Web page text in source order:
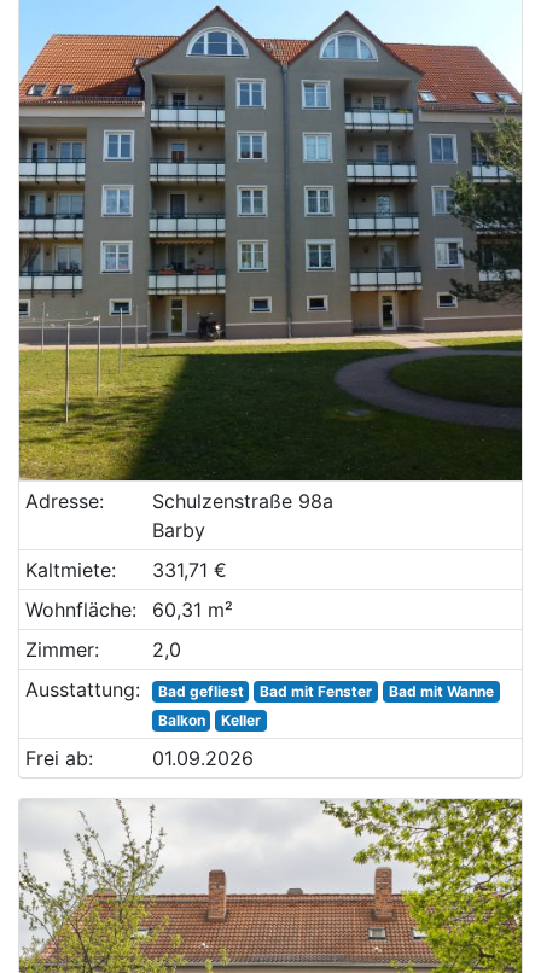
Adresse:
Schulzenstraße 98a
Barby
Kaltmiete:
331,71 €
Wohnfläche:
60,31 m²
Zimmer:
2,0
Ausstattung:
Bad gefliest Bad mit Fenster
Bad mit Wanne
Balkon
Keller
Frei ab: 01.09.2026